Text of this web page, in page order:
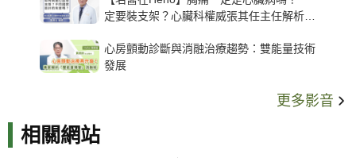
定要裝支架？心臟科權威張其任主任解析支
心房顫動診斷與消融治療趨勢：雙能量技術
發展
更多影音
相關網站